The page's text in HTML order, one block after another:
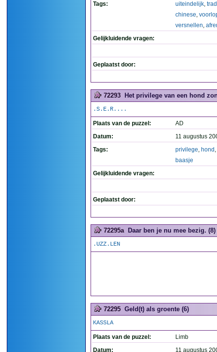
Tags:
uiteindelijk,
chinese,
versnellen,
Gelijkluidende vragen:
Geplaatst door:
72293 Het privilege van een hond
.S.E.R....
Plaats van de puzzel:
AD
Datum:
11 augustus
Tags:
privilege, hond ,
baasje
Gelijkluidende vragen:
Geplaatst door:
72295a Daar ben je nu mee bezig. (8)
.UZZ.LEN
72295 Geld(t) als groente (6)
KASSLA
Plaats van de puzzel:
Limb
Datum:
11 augustus